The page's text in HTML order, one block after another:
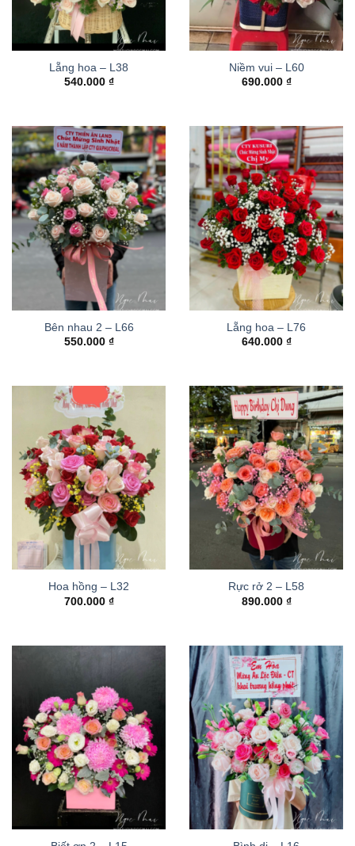
Lẵng hoa – L38
540.000 ₫
Niềm vui – L60
690.000 ₫
Bên nhau 2 – L66
550.000 ₫
Lẵng hoa – L76
640.000 ₫
Hoa hồng – L32
700.000 ₫
Rực rở 2 – L58
890.000 ₫